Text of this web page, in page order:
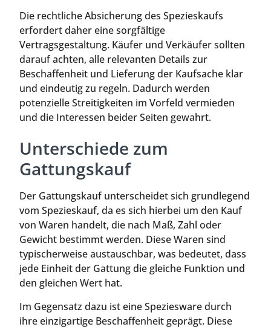
Die rechtliche Absicherung des Spezieskaufs
erfordert daher eine sorgfältige
Vertragsgestaltung. Käufer und Verkäufer sollten
darauf achten, alle relevanten Details zur
Beschaffenheit und Lieferung der Kaufsache klar
und eindeutig zu regeln. Dadurch werden
potenzielle Streitigkeiten im Vorfeld vermieden
und die Interessen beider Seiten gewahrt.
Unterschiede zum
Gattungskauf
Der Gattungskauf unterscheidet sich grundlegend
vom Spezieskauf, da es sich hierbei um den Kauf
von Waren handelt, die nach Maß, Zahl oder
Gewicht bestimmt werden. Diese Waren sind
typischerweise austauschbar, was bedeutet, dass
jede Einheit der Gattung die gleiche Funktion und
den gleichen Wert hat.
Im Gegensatz dazu ist eine Speziesware durch
ihre einzigartige Beschaffenheit geprägt. Diese